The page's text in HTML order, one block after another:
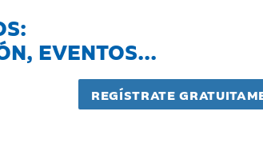
EVENTOS...